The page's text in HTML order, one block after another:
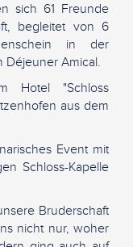
sich 61 Freunde
begleitet von 6
in der
Déjeuner Amical.
Hotel "Schloss
aus dem
Event mit
Schloss-Kapelle
Bruderschaft
nicht nur, woher